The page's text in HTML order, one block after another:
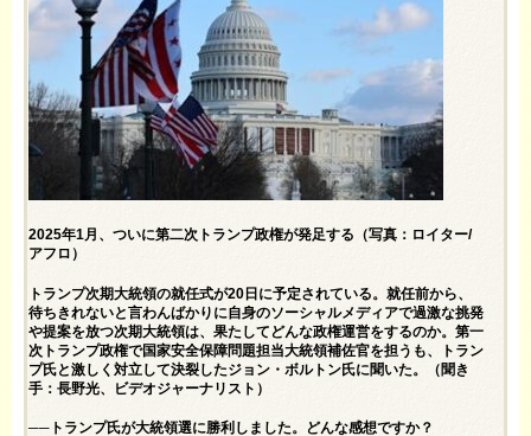
2025年1月、ついに第二次トランプ政権が発足する（写真：ロイター/
アフロ）
トランプ次期大統領の就任式が20日に予定されている。就任前から、
待ちきれないと言わんばかりに自身のソーシャルメディアで過激な挑発
や提案を放つ次期大統領は、果たしてどんな政権運営をするのか。第一
次トランプ政権で国家安全保障問題担当大統領補佐官を担うも、トラン
プ氏と激しく対立して決裂したジョン・ボルトン氏に聞いた。（聞き
手：長野光、ビデオジャーナリスト）
──トランプ氏が大統領選に勝利しました。どんな感想ですか？